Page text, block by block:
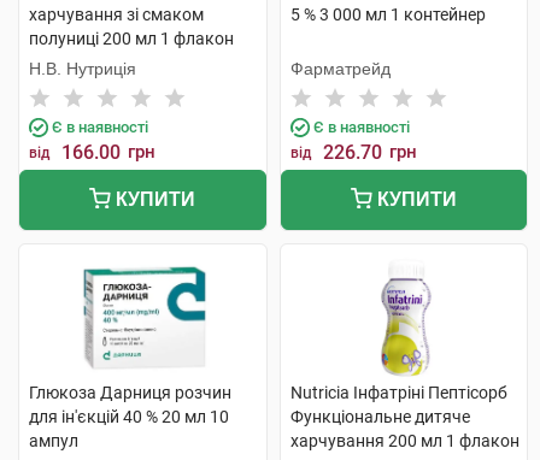
харчування зі смаком
полуниці 200 мл 1 флакон
Н.В. Нутриція
Є в наявності
від 166.00 грн
КУПИТИ
5 % 3 000 мл 1 контейнер
Фарматрейд
Є в наявності
від 226.70 грн
КУПИТИ
Глюкоза Дарниця розчин
для ін'єкцій 40 % 20 мл 10
ампул
Nutricia Інфатріні Пептісорб
Функціональне дитяче
харчування 200 мл 1 флакон